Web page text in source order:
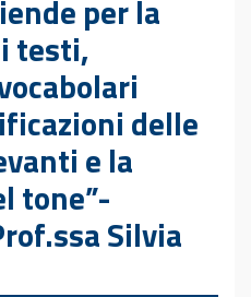
per la
testi,
delle
e la
tone”-
Silvia